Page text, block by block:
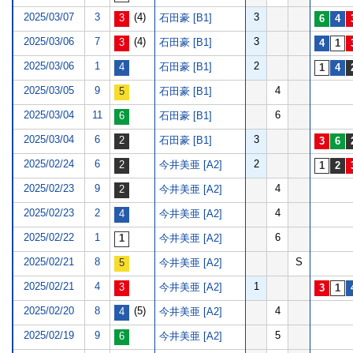
2025/03/07 3 (4) 石田豪 [B1] 3
2025/03/06 7 (4) 石田豪 [B1] 3
2025/03/06 1 石田豪 [B1] 2
2025/03/05 9 石田豪 [B1] 4
2025/03/04 11 石田豪 [B1] 6
2025/03/04 6 石田豪 [B1] 3
2025/02/24 6 今井美亜 [A2] 2
2025/02/23 9 今井美亜 [A2] 4
2025/02/23 2 今井美亜 [A2] 4
2025/02/22 1 今井美亜 [A2] 6
2025/02/21 8 今井美亜 [A2] S
2025/02/21 4 今井美亜 [A2] 1
2025/02/20 8 (5) 今井美亜 [A2] 4
2025/02/19 9 今井美亜 [A2] 5